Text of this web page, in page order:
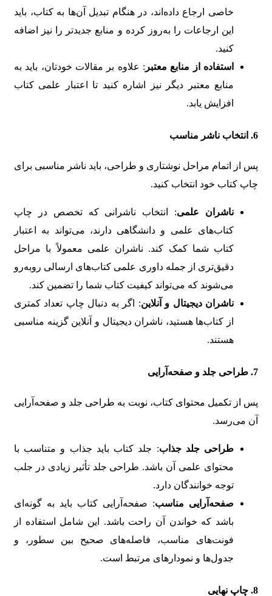
خاصی ارجاع داده‌اند، در هنگام تبدیل آن‌ها به کتاب، باید
این ارجاعات را به‌روز کرده و منابع جدیدتر را نیز اضافه
کنید.
استفاده از منابع معتبر : علاوه بر مقالات خودتان، باید به
منابع معتبر دیگر نیز اشاره کنید تا اعتبار علمی کتاب
افزایش یابد.
6. انتخاب ناشر مناسب
پس از اتمام مراحل نوشتاری و طراحی، باید ناشر مناسبی برای
چاپ کتاب خود انتخاب کنید.
ناشران علمی: انتخاب ناشرانی که تخصص در چاپ
کتاب‌های علمی و دانشگاهی دارند، می‌تواند به اعتبار
کتاب شما کمک کند. ناشران علمی معمولاً با مراحل
دقیق‌تری از جمله داوری علمی کتاب‌های ارسالی روبه‌رو
می‌شوند که می‌تواند کیفیت کتاب شما را تضمین کند.
ناشران دیجیتال و آنلاین: اگر به دنبال چاپ تعداد کمتری
از کتاب‌ها هستید، ناشران دیجیتال و آنلاین گزینه مناسبی
هستند.
7. طراحی جلد و صفحه‌آرایی
پس از تکمیل محتوای کتاب، نوبت به طراحی جلد و صفحه‌آرایی
آن می‌رسد.
طراحی جلد جذاب: جلد کتاب باید جذاب و متناسب با
محتوای علمی آن باشد. طراحی جلد تأثیر زیادی در جلب
توجه خوانندگان دارد.
صفحه‌آرایی مناسب: صفحه‌آرایی کتاب باید به گونه‌ای
باشد که خواندن آن راحت باشد. این شامل استفاده از
فونت‌های مناسب، فاصله‌های صحیح بین سطور، و
جدول‌ها و نمودارهای مرتبط است.
8. چاپ نهایی